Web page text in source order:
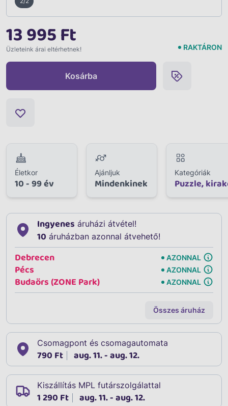
13 995 Ft
Üzleteink árai eltérhetnek! RAKTÁRON
Kosárba
Életkor
10 - 99 év
Ajánljuk
Mindenkinek
Kategóriák
Puzzle,
Ingyenes áruházi átvétel!
10 áruházban azonnal átvehető!
Debrecen AZONNAL
Pécs AZONNAL
Budaörs (ZONE Park) AZONNAL
Összes áruház
Csomagpont és csomagautomata
790 Ft aug. 11. - aug. 12.
Kiszállítás MPL futárszolgálattal
1 290 Ft aug. 11. - aug. 12.